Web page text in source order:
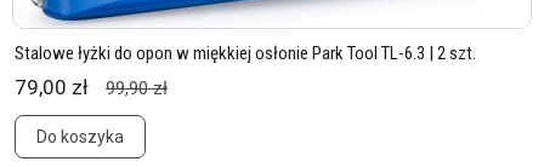
Stalowe łyżki do opon w miękkiej osłonie Park Tool TL-6.3 | 2 szt.
79,00 zł 99,90 zł
Do koszyka